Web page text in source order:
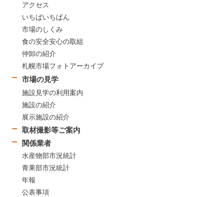
アクセス
いちばいちばん
市場のしくみ
食の安全安心の取組
仲卸の紹介
札幌市場フォトアーカイブ
市場の見学
施設見学の利用案内
施設の紹介
展示施設の紹介
取材撮影等ご案内
関係業者
水産物部市況統計
青果部市況統計
年報
公表事項